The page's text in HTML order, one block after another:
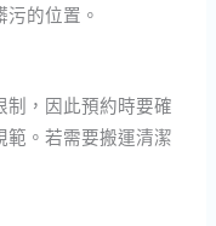
的位置。
制，因此預約時要確
範。若需要搬運清潔